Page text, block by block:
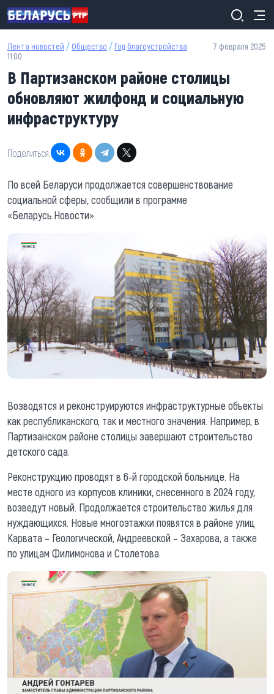
Перейти к основному содержанию
Лента новостей / Общество / Год благоустройства
7 февраля 2025
11:00
В Партизанском районе столицы
обновляют жилфонд и социальную
инфраструктуру
Поделиться:
По всей Беларуси продолжается совершенствование
социальной сферы, сообщили в программе
«Беларусь.Новости».
Возводятся и реконструируются инфраструктурные объекты
как республиканского, так и местного значения. Например, в
Партизанском районе столицы завершают строительство
детского сада.
Реконструкцию проводят в 6-й городской больнице. На
месте одного из корпусов клиники, снесенного в 2024 году,
возведут новый. Продолжается строительство жилья для
нуждающихся. Новые многоэтажки появятся в районе улиц
Карвата – Геологической, Андреевской – Захарова, а также
по улицам Филимонова и Столетова.